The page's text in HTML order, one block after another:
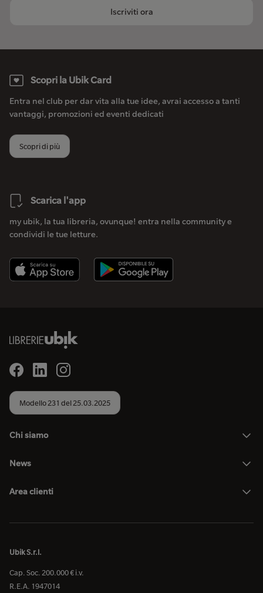
Iscriviti ora
Scopri la Ubik Card
Entra nel club per dar vita alla tue idee, avrai accesso a tanti
vantaggi, promozioni ed eventi dedicati
Scopri di più
Scarica l'app
my ubik, la tua libreria, ovunque! entra nella community e
condividi le tue letture.
Modello 231 del 25.03.2025
Chi siamo
News
Area clienti
Ubik S.r.l.
Cap. Soc. 200.000 € i.v.
R.E.A. 1947014